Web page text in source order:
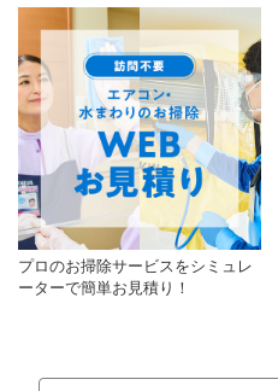
プロのお掃除サービスをシミュレ
ーターで簡単お見積り！